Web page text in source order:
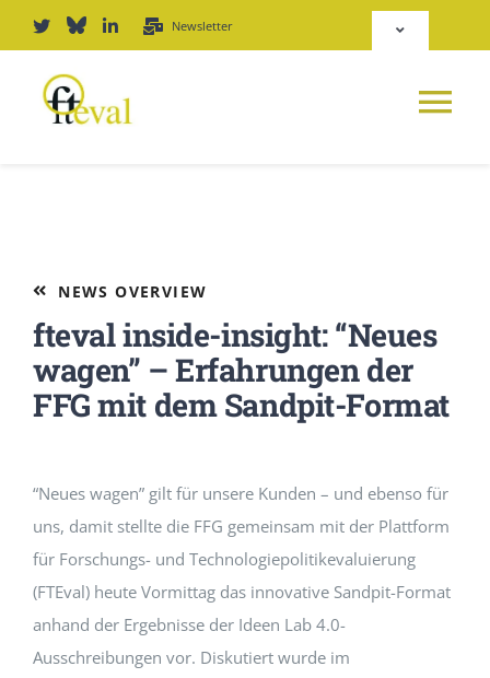
to
content
Newsletter
Toggle
Deutsch
Journal
PODCAST
Events
Standards
NEWS OVERVIEW
fteval inside-insight: “Neues
wagen” – Erfahrungen der
FFG mit dem Sandpit-Format
“Neues wagen” gilt für unsere Kunden – und ebenso für
uns, damit stellte die FFG gemeinsam mit der Plattform
für Forschungs- und Technologiepolitikevaluierung
(FTEval) heute Vormittag das innovative Sandpit-Format
anhand der Ergebnisse der Ideen Lab 4.0-
Ausschreibungen vor. Diskutiert wurde im